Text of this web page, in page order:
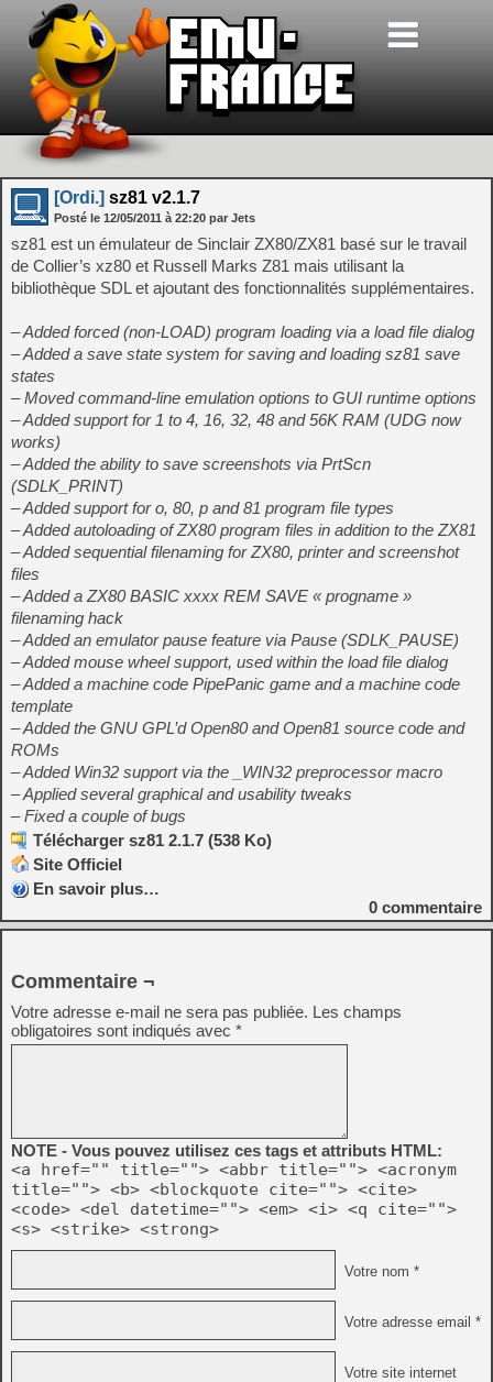
[Ordi.] sz81 v2.1.7
Posté le 12/05/2011 à 22:20 par Jets
sz81 est un émulateur de Sinclair ZX80/ZX81 basé sur le travail
de Collier’s xz80 et Russell Marks Z81 mais utilisant la
bibliothèque SDL et ajoutant des fonctionnalités supplémentaires.
– Added forced (non-LOAD) program loading via a load file dialog
– Added a save state system for saving and loading sz81 save
states
– Moved command-line emulation options to GUI runtime options
– Added support for 1 to 4, 16, 32, 48 and 56K RAM (UDG now
works)
– Added the ability to save screenshots via PrtScn
(SDLK_PRINT)
– Added support for o, 80, p and 81 program file types
– Added autoloading of ZX80 program files in addition to the ZX81
– Added sequential filenaming for ZX80, printer and screenshot
files
– Added a ZX80 BASIC xxxx REM SAVE « progname »
filenaming hack
– Added an emulator pause feature via Pause (SDLK_PAUSE)
– Added mouse wheel support, used within the load file dialog
– Added a machine code PipePanic game and a machine code
template
– Added the GNU GPL’d Open80 and Open81 source code and
ROMs
– Added Win32 support via the _WIN32 preprocessor macro
– Applied several graphical and usability tweaks
– Fixed a couple of bugs
Télécharger sz81 2.1.7 (538 Ko)
Site Officiel
En savoir plus…
0 commentaire
Commentaire ¬
Votre adresse e-mail ne sera pas publiée. Les champs
obligatoires sont indiqués avec *
NOTE - Vous pouvez utilisez ces tags et attributs HTML:
<a href="" title=""> <abbr title=""> <acronym
title=""> <b> <blockquote cite=""> <cite>
<code> <del datetime=""> <em> <i> <q cite="">
<s> <strike> <strong>
Votre nom *
Votre adresse email *
Votre site internet